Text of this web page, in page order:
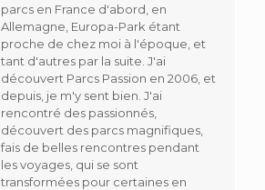
parcs en France d'abord, en
Allemagne, Europa-Park étant
proche de chez moi à l'époque, et
tant d'autres par la suite. J'ai
découvert Parcs Passion en 2006, et
depuis, je m'y sent bien. J'ai
rencontré des passionnés,
découvert des parcs magnifiques,
fais de belles rencontres pendant
les voyages, qui se sont
transformées pour certaines en